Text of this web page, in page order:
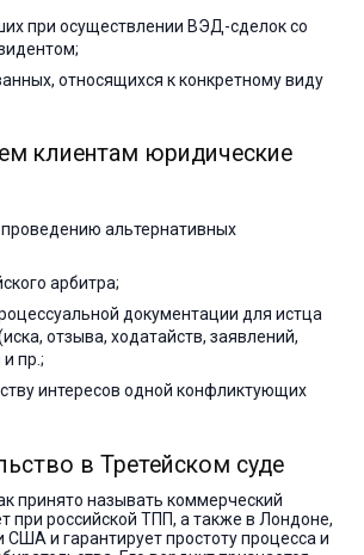
при осуществлении ВЭД-сделок со
относящихся к конкретному виду
клиентам юридические
альтернативных
арбитра;
документации для истца
отзыва, ходатайств, заявлений,
пр.;
интересов одной конфликтующих
в Третейском суде
принято называть коммерческий
при российской ТПП, а также в Лондоне,
США и гарантирует простоту процесса и